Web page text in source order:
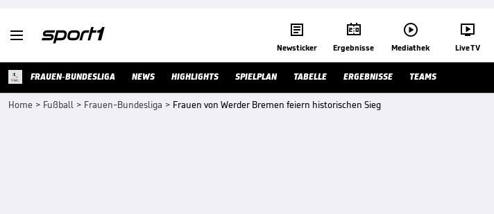
 
Newsticker

Ergebnisse

Mediathek

Live TV
FRAUEN-BUNDESLIGA NEWS HIGHLIGHTS SPIELPLAN TABELLE ERGEBNISSE TEAMS
Home > Fußball > Frauen-Bundesliga > Frauen von Werder Bremen feiern historischen Sieg